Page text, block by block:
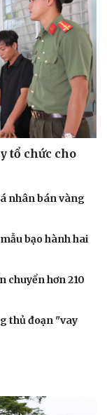
tổ chức cho
nhân bán vàng
bạo hành hai
chuyển hơn 210
thủ đoạn "vay